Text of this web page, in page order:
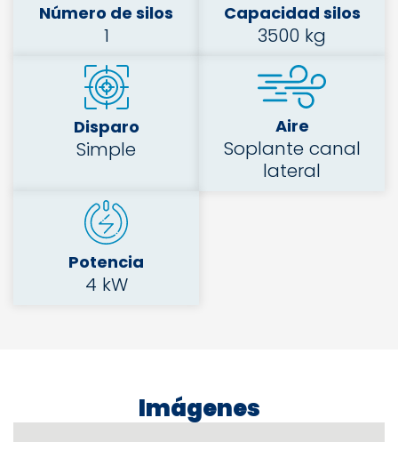
Número de silos
1
Capacidad silos
3500 kg
Disparo
Simple
Aire
Soplante canal
lateral
Potencia
4 kW
Imágenes